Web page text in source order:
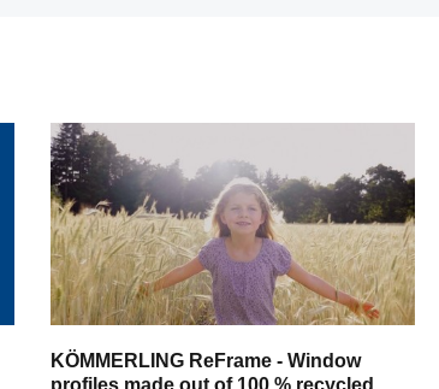
KÖMMERLING ReFrame - Window
profiles made out of 100 % recycled